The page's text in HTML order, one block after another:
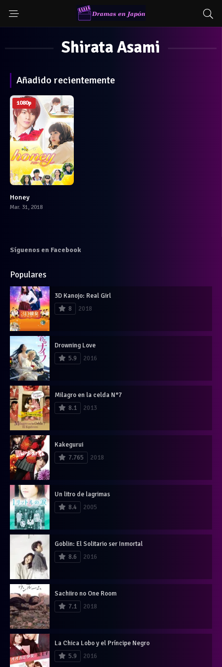
Shirata Asami
Añadido recientemente
1080p
Honey
Mar. 31, 2018
Síguenos en Facebook
Populares
3D Kanojo: Real Girl
8
2018
Drowning Love
5.9
2016
Milagro en la celda N°7
8.1
2013
Kakegurui
7.765
2018
Un litro de lagrimas
8.4
2005
Goblin: El Solitario ser Inmortal
8.6
2016
Sachiiro no One Room
7.1
2018
La Chica Lobo y el Príncipe Negro
5.9
2016